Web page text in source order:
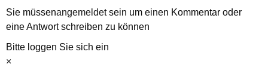
Sie müssenangemeldetsein um einen Kommentar oder
eine Antwort schreiben zu können
Bitte loggen Sie sich ein
×